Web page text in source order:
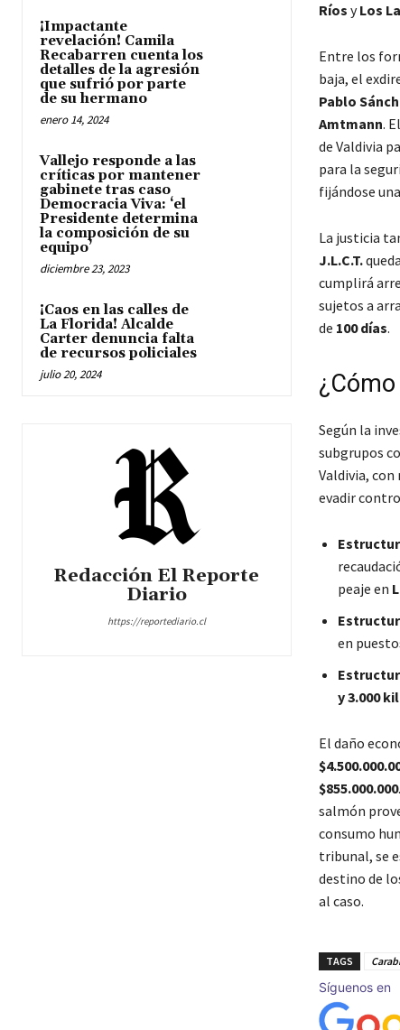
¡Impactante
revelación! Camila
Recabarren cuenta los
detalles de la agresión
que sufrió por parte
de su hermano
enero 14, 2024
Vallejo responde a las
críticas por mantener
gabinete tras caso
Democracia Viva: ‘el
Presidente determina
la composición de su
equipo’
diciembre 23, 2023
¡Caos en las calles de
La Florida! Alcalde
Carter denuncia falta
de recursos policiales
julio 20, 2024
Redacción El Reporte
Diario
https://reportediario.cl
Ríos yLos
Entre los
baja, el
Pablo
Amtmann.
de Valdivia
para la
fijándose
La justicia
J.L.C.T.
cumplirá
sujetos a
de 100 días.
Según la
subgrupos
Valdivia,
evadir
peaje en
en
y 3.000
El daño
$855.000.000
salmón
consumo
tribunal, se
destino de
al caso.
TAGS
Síguenos en